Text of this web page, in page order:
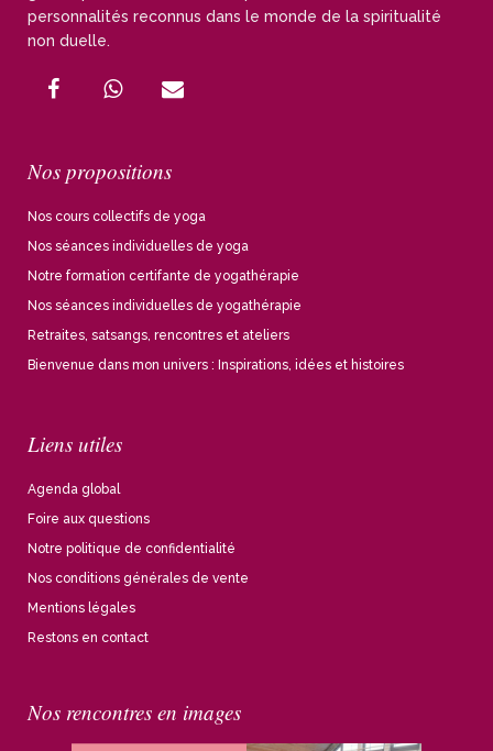
personnalités reconnus dans le monde de la spiritualité
non duelle.
Nos propositions
Nos cours collectifs de yoga
Nos séances individuelles de yoga
Notre formation certifante de yogathérapie
Nos séances individuelles de yogathérapie
Retraites, satsangs, rencontres et ateliers
Bienvenue dans mon univers : Inspirations, idées et histoires
Liens utiles
Agenda global
Foire aux questions
Notre politique de confidentialité
Nos conditions générales de vente
Mentions légales
Restons en contact
Nos rencontres en images